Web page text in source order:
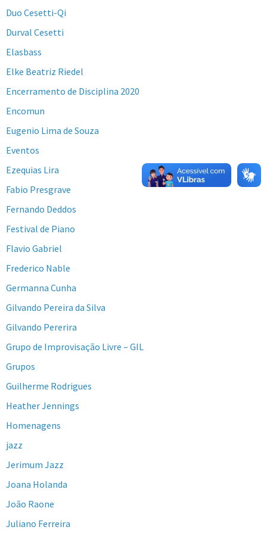
Duo Cesetti-Qi
Durval Cesetti
Elasbass
Elke Beatriz Riedel
Encerramento de Disciplina 2020
Encomun
Eugenio Lima de Souza
Eventos
Ezequias Lira
Fabio Presgrave
Fernando Deddos
Festival de Piano
Flavio Gabriel
Frederico Nable
Germanna Cunha
Gilvando Pereira da Silva
Gilvando Pererira
Grupo de Improvisação Livre – GIL
Grupos
Guilherme Rodrigues
Heather Jennings
Homenagens
jazz
Jerimum Jazz
Joana Holanda
João Raone
Juliano Ferreira